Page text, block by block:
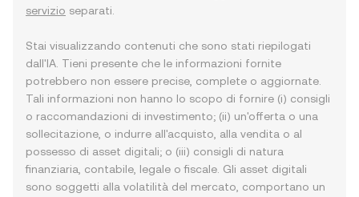
servizio separati.
Stai visualizzando contenuti che sono stati riepilogati
dall'IA. Tieni presente che le informazioni fornite
potrebbero non essere precise, complete o aggiornate.
Tali informazioni non hanno lo scopo di fornire (i) consigli
o raccomandazioni di investimento; (ii) un'offerta o una
sollecitazione, o indurre all'acquisto, alla vendita o al
possesso di asset digitali; o (iii) consigli di natura
finanziaria, contabile, legale o fiscale. Gli asset digitali
sono soggetti alla volatilità del mercato, comportano un